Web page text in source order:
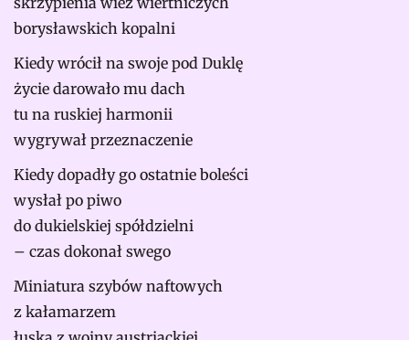
borysławskich kopalni
Kiedy wrócił na swoje pod Duklę
życie darowało mu dach
tu na ruskiej harmonii
wygrywał przeznaczenie
Kiedy dopadły go ostatnie boleści
wysłał po piwo
do dukielskiej spółdzielni
– czas dokonał swego
Miniatura szybów naftowych
z kałamarzem